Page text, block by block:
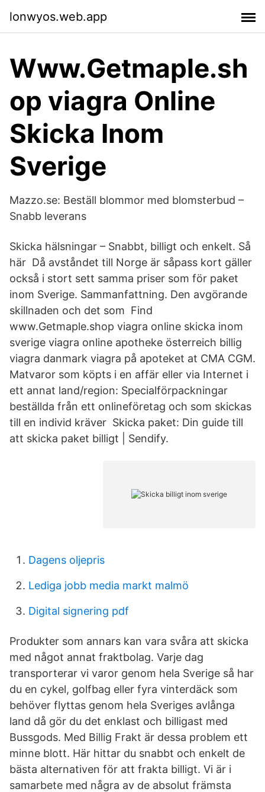
lonwyos.web.app
Www.Getmaple.sh
op viagra Online
Skicka Inom
Sverige
Mazzo.se: Beställ blommor med blomsterbud –
Snabb leverans
Skicka hälsningar – Snabbt, billigt och enkelt. Så
här Då avståndet till Norge är såpass kort gäller
också i stort sett samma priser som för paket
inom Sverige. Sammanfattning. Den avgörande
skillnaden och det som Find
www.Getmaple.shop viagra online skicka inom
sverige viagra online apotheke österreich billig
viagra danmark viagra på apoteket at CMA CGM.
Matvaror som köpts i en affär eller via Internet i
ett annat land/region: Specialförpackningar
beställda från ett onlineföretag och som skickas
till en individ kräver Skicka paket: Din guide till
att skicka paket billigt | Sendify.
Dagens oljepris
Lediga jobb media markt malmö
Digital signering pdf
Produkter som annars kan vara svåra att skicka
med något annat fraktbolag. Varje dag
transporterar vi varor genom hela Sverige så har
du en cykel, golfbag eller fyra vinterdäck som
behöver flyttas genom hela Sveriges avlånga
land då gör du det enklast och billigast med
Bussgods. Med Billig Frakt är dessa problem ett
minne blott. Här hittar du snabbt och enkelt de
bästa alternativen för att frakta billigt. Vi är i
samarbete med några av de absolut främsta